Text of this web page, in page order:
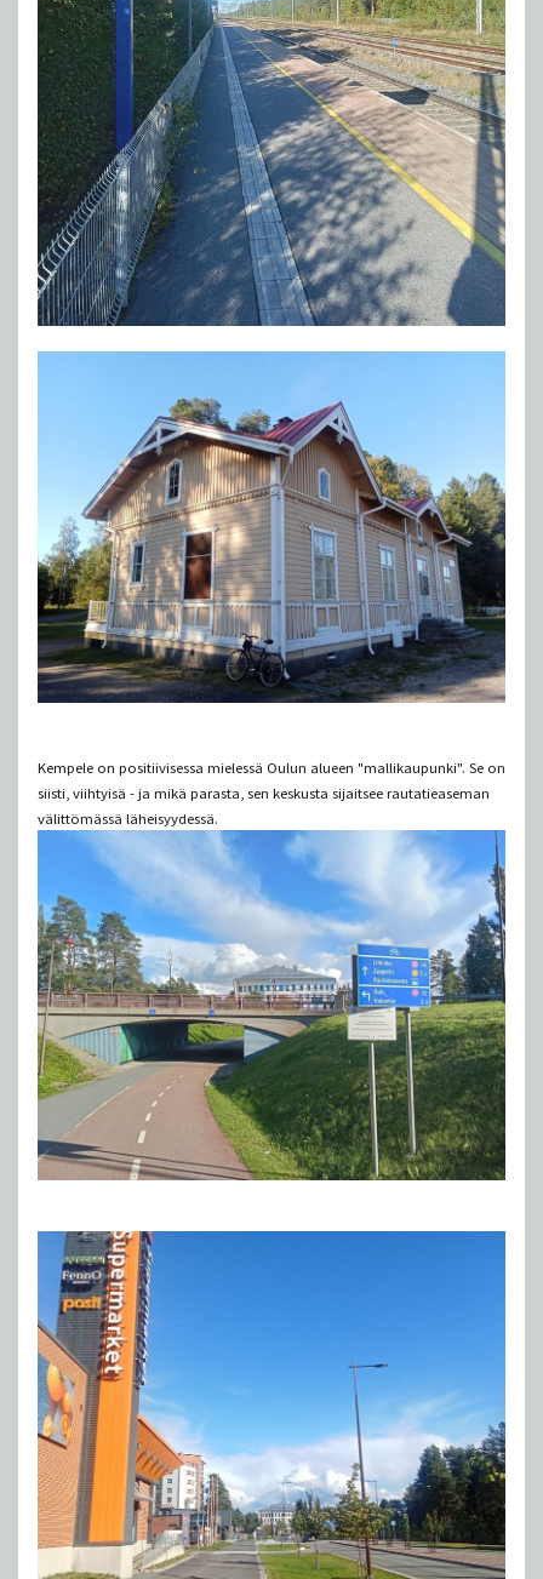
Kempele on positiivisessa mielessä Oulun alueen "mallikaupunki". Se on
siisti, viihtyisä - ja mikä parasta, sen keskusta sijaitsee rautatieaseman
välittömässä läheisyydessä.